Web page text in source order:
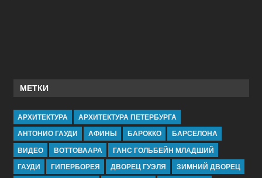
МЕТКИ
АРХИТЕКТУРА
АРХИТЕКТУРА ПЕТЕРБУРГА
АНТОНИО ГАУДИ
АФИНЫ БАРОККО
БАРСЕЛОНА
ВИДЕО
ВОТТОВААРА
ГАНС ГОЛЬБЕЙН МЛАДШИЙ
ГАУДИ
ГИПЕРБОРЕЯ ДВОРЕЦ ГУЭЛЯ ЗИМНИЙ ДВОРЕЦ